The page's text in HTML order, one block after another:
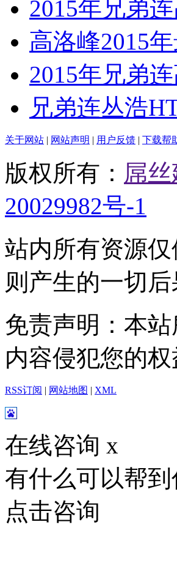
2015年兄弟
高洛峰2015
2015年兄弟
兄弟连丛浩
关于网站 | 网站声明 | 用户反馈 | 下载帮
版权所有： 屌
20029982号-1
站内所有资源
则产生的一切
免责声明：本
内容侵犯您的
RSS订阅 | 网站地图 | XML
在线咨询 x
有什么可以帮到
点击咨询